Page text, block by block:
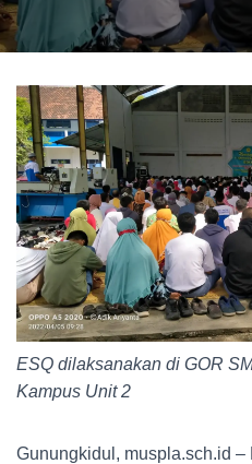
ESQ dilaksanakan di GOR
Kampus Unit 2
Gunungkidul, muspla.sch.id